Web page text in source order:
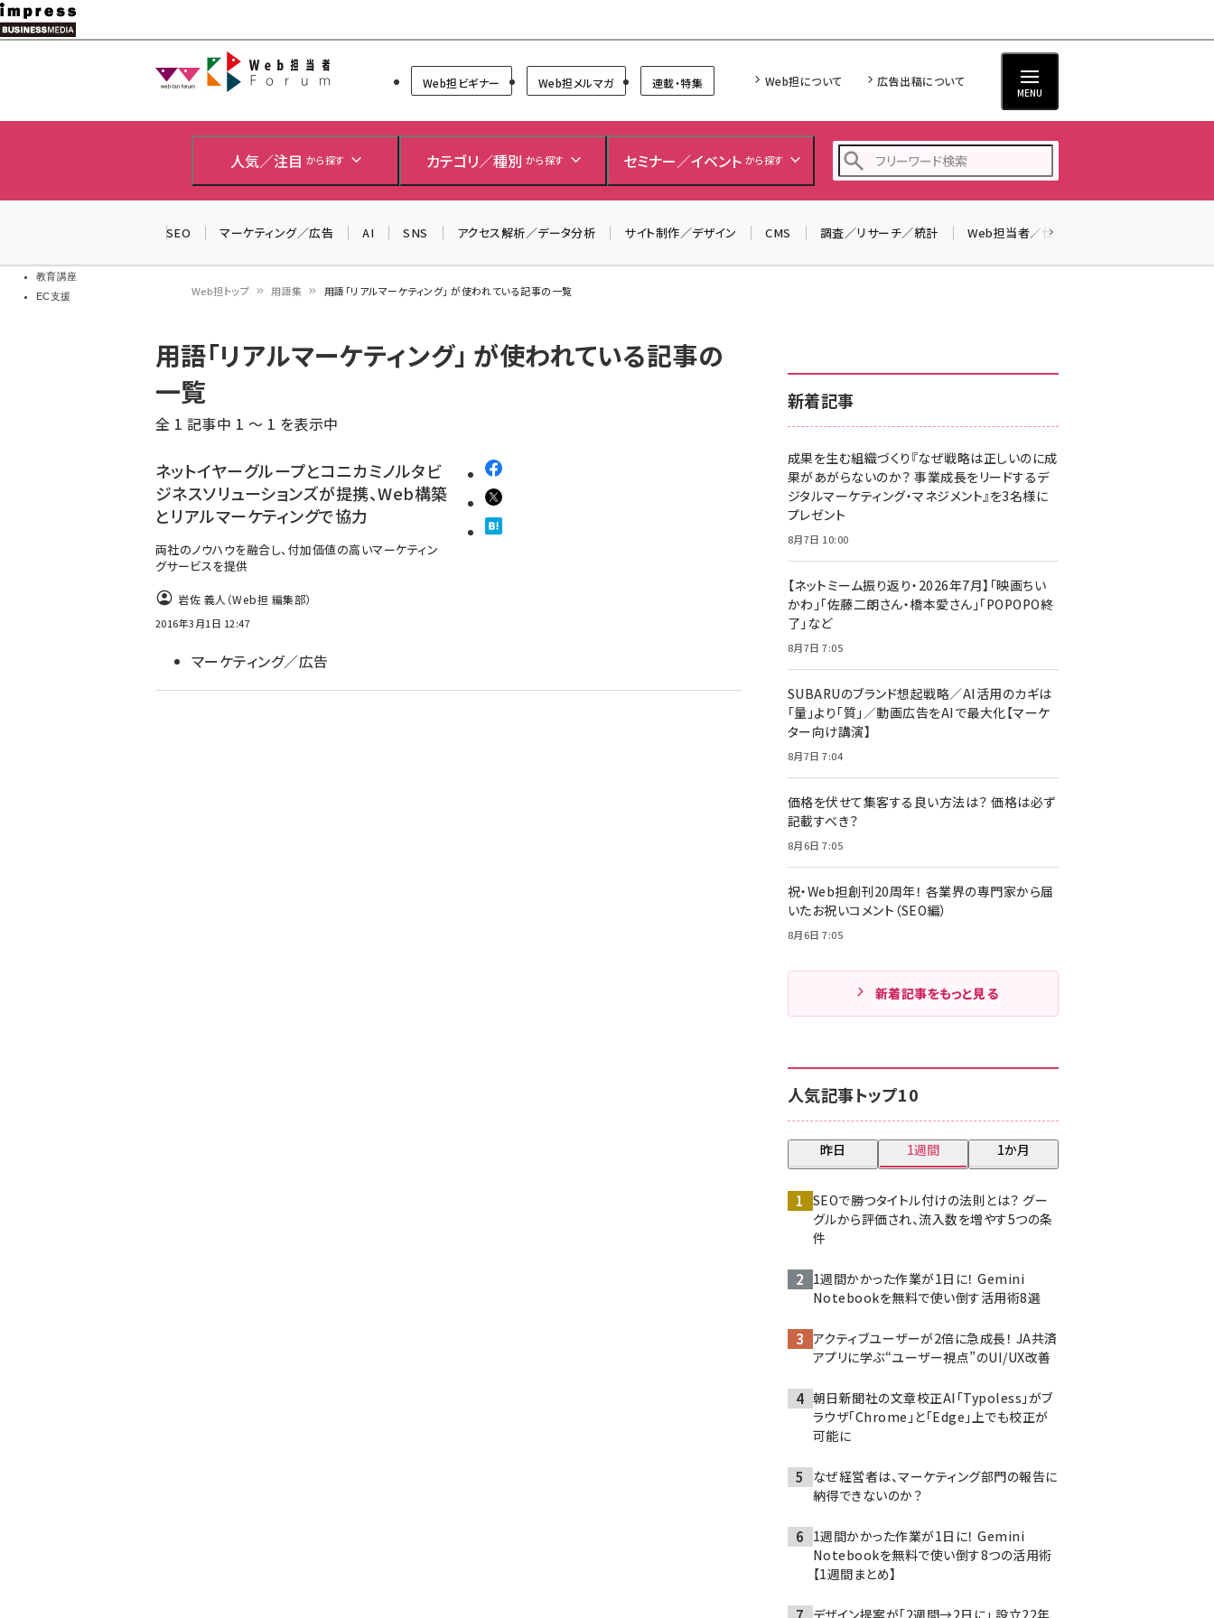
メ
イ
教育講座
EC支援
Web担当者Forum
Web担ビギナー Web担メルマガ 連載・特集 Web担について 広告出稿について
MENU
人気／注目 から探す カテゴリ／種別 から探す セミナー／イベント から探す
z世代 (1629)
meo (1281)
llmo (1167)
SEO マーケティング／広告 AI SNS アクセス解析／データ分析 サイト制作／デザイン CMS 調査／リサーチ／統計 Web担当者／仕事
ン
く
ず
Web担トップ 用語集 用語「リアルマーケティング」 が使われている記事の一覧
用語「リアルマーケティング」 が使われている記事の
一覧
全 1 記事中 1 ～ 1 を表示中
ネットイヤーグループとコニカミノルタビ
ジネスソリューションズが提携、Web構築
とリアルマーケティングで協力
両社のノウハウを融合し、付加価値の高いマーケティン
グサービスを提供
岩佐 義人（Web担 編集部）
2016年3月1日 12:47
マーケティング／広告
新着記事
成果を生む組織づくり『なぜ戦略は正しいのに成
果があがらないのか？ 事業成長をリードするデ
ジタルマーケティング・マネジメント』を3名様に
プレゼント
8月7日 10:00
【ネットミーム振り返り・2026年7月】「映画ちい
かわ」「佐藤二朗さん・橋本愛さん」「POPOPO終
了」など
8月7日 7:05
SUBARUのブランド想起戦略／AI活用のカギは
「量」より「質」／動画広告をAIで最大化【マーケ
ター向け講演】
8月7日 7:04
価格を伏せて集客する良い方法は？ 価格は必ず
記載すべき？
8月6日 7:05
祝・Web担創刊20周年！ 各業界の専門家から届
いたお祝いコメント（SEO編）
8月6日 7:05
新着記事をもっと見る
人気記事トップ10
昨日 1週間 1か月
SEOで勝つタイトル付けの法則とは？ グー
グルから評価され、流入数を増やす5つの条
件
1週間かかった作業が1日に！ Gemini
Notebookを無料で使い倒す活用術8選
アクティブユーザーが2倍に急成長！ JA共済
アプリに学ぶ“ユーザー視点”のUI/UX改善
朝日新聞社の文章校正AI「Typoless」がブ
ラウザ「Chrome」と「Edge」上でも校正が
可能に
なぜ経営者は、マーケティング部門の報告に
納得できないのか？
1週間かかった作業が1日に！ Gemini
Notebookを無料で使い倒す8つの活用術
【1週間まとめ】
デザイン提案が「2週間→2日に」 設立22年